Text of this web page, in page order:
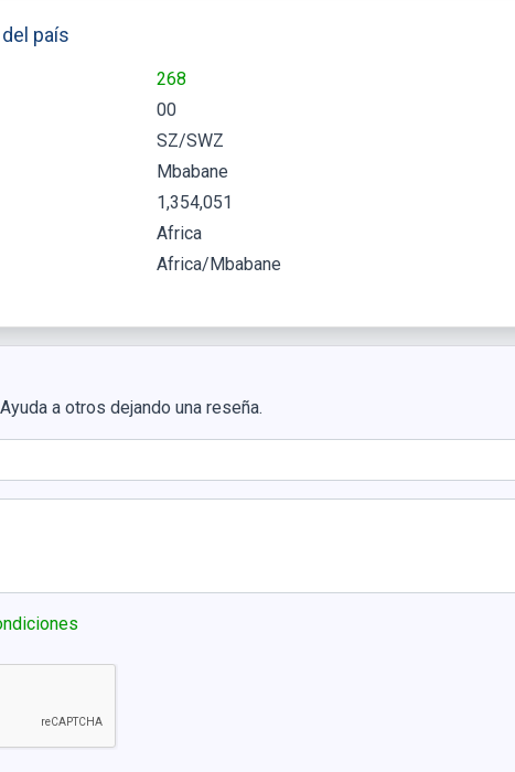
país
268
00
SZ/SWZ
Mbabane
1,354,051
Africa
Africa/Mbabane
a otros dejando una reseña.